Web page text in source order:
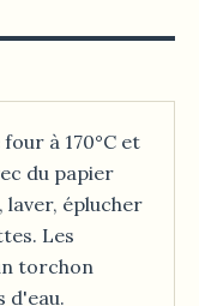
à 170°C et
du papier
laver, éplucher
Les
torchon
d'eau.